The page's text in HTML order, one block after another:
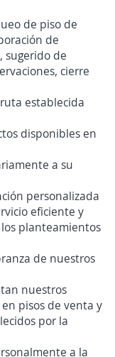
de piso de
de
sugerido de
cierre
establecida
disponibles en
a su
personalizada
eficiente y
planteamientos
de nuestros
nuestros
pisos de venta y
por la
a la